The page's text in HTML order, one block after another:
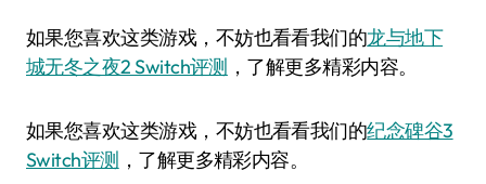
如果您喜欢这类游戏，不妨也看看我们的龙与地下
城无冬之夜2 Switch评测 ，了解更多精彩内容。
如果您喜欢这类游戏，不妨也看看我们的纪念碑谷3
Switch评测 ，了解更多精彩内容。